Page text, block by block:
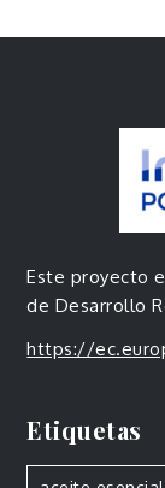
Este proyecto
de Desarrollo
https://
Etiquetas